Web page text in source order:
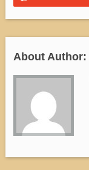
About Author: